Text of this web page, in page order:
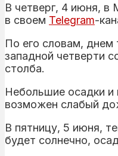
В четверг, 4 июня, в
в своем Telegram-
По его словам, днем
западной четверти
столба.
Небольшие осадки и
возможен слабый
В пятницу, 5 июня,
будет солнечно,